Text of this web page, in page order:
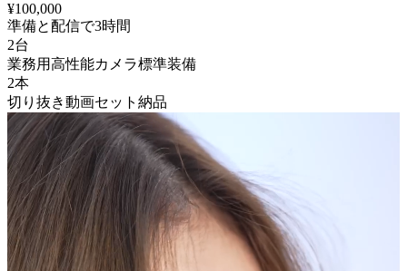
¥100,000
準備と配信で3時間
2台
業務用高性能カメラ標準装備
2本
切り抜き動画セット納品